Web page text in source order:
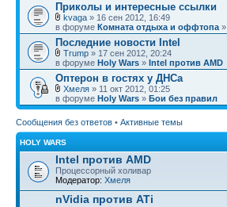
Приколы и интересные ссылки
kvaga » 16 сен 2012, 16:49
в форуме Комната отдыха и оффтопа »
Последние новости Intel
Trump » 17 сен 2012, 20:24
в форуме Holy Wars » Intel против AMD
Оптерон в гостях у ДНСа
Хмеля » 11 окт 2012, 01:25
в форуме Holy Wars » Бои без правил
Сообщения без ответов • Активные темы
HOLY WARS
Intel против AMD
Процессорный холивар
Модератор: Хмеля
nVidia против ATi